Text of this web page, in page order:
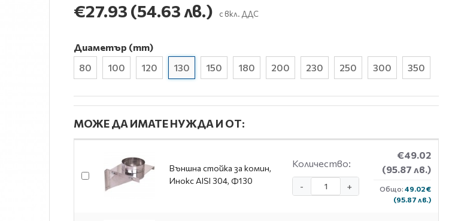
€27.93 (54.63 лв.) с вкл. ДДС
Диаметър (mm)
80
100 120 130 150 180 200 230 250 300 350
МОЖЕ ДА ИМАТЕ НУЖДА И ОТ:
Външна стойка за комин,
Инокс AISI 304, Ф130
Количество:
- +
€49.02
(95.87 лв.)
Общо: 49.02 €
(95.87 лв.)